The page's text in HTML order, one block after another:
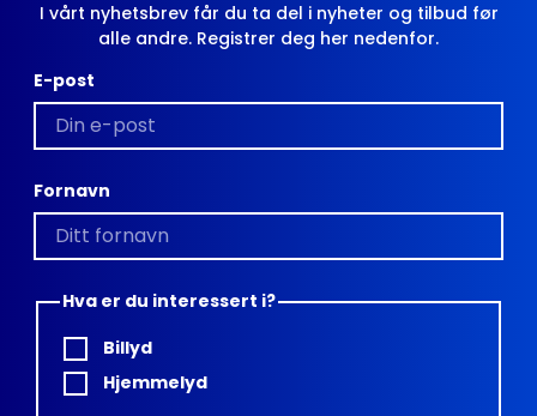
I vårt nyhetsbrev får du ta del i nyheter og tilbud før
alle andre. Registrer deg her nedenfor.
E-post
Fornavn
Hva er du interessert i?
Billyd
Hjemmelyd